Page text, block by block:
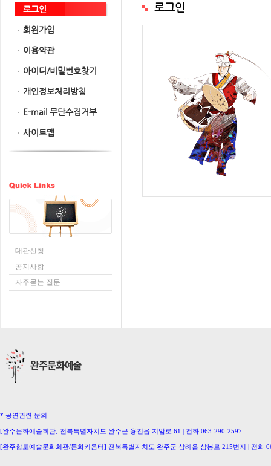
로그인
회원가입
이용약관
아이디/비밀번호찾기
개인정보처리방침
E-mail 무단수집거부
사이트맵
대관신청
공지사항
자주묻는 질문
로그인
* 공연관련 문의
[완주문화예술회관] 전북특별자치도 완주군 용진읍 지암로 61 | 전화 063-290-2597
[완주향토예술문화회관/문화키움터] 전북특별자치도 완주군 삼례읍 삼봉로 215번지 | 전화